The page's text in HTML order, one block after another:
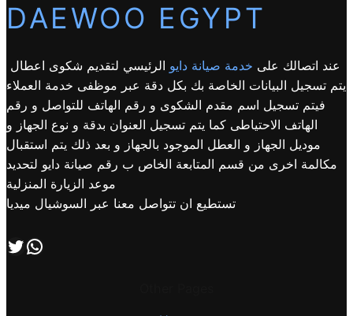
DAEWOO EGYPT
عند اتصالك على خدمة صيانة دايو الرئيسي لتقديم شكوى اعطال
يتم تسجيل البيانات الخاصة بك بكل دقة عبر موظفى خدمة العملاء
فيتم تسجيل اسم مقدم الشكوى و رقم الهاتف للتواصل و رقم
الهاتف الاحتياطى كما يتم تسجيل العنوان بدقة و نوع الجهاز و
موديل الجهاز و العطل الموجود بالجهاز و بعد ذلك يتم استقبال
مكالمة اخرى من قسم المتابعة الخاص ب رقم صيانة دايو لتحديد
موعد الزيارة المنزلية
تستطيع ان تتواصل معنا عبر السوشيال ميديا
تابعنا علي صفحة التويتر اتصل بنا علي طريق الوتساب